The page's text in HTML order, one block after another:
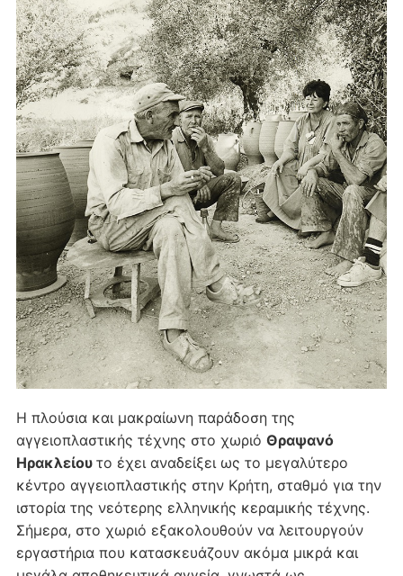
Η πλούσια και μακραίωνη παράδοση της
αγγειοπλαστικής τέχνης στο χωριό Θραψανό
Ηρακλείου το έχει αναδείξει ως το μεγαλύτερο
κέντρο αγγειοπλαστικής στην Κρήτη, σταθμό για την
ιστορία της νεότερης ελληνικής κεραμικής τέχνης.
Σήμερα, στο χωριό εξακολουθούν να λειτουργούν
εργαστήρια που κατασκευάζουν ακόμα μικρά και